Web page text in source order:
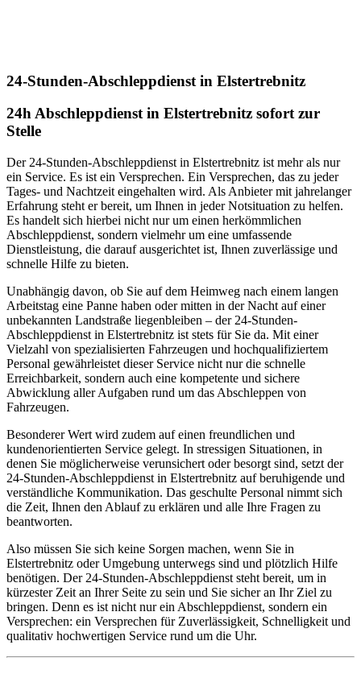
24-Stunden-Abschleppdienst in Elstertrebnitz
24h Abschleppdienst in Elstertrebnitz sofort zur
Stelle
Der 24-Stunden-Abschleppdienst in Elstertrebnitz ist mehr als nur
ein Service. Es ist ein Versprechen. Ein Versprechen, das zu jeder
Tages- und Nachtzeit eingehalten wird. Als Anbieter mit jahrelanger
Erfahrung steht er bereit, um Ihnen in jeder Notsituation zu helfen.
Es handelt sich hierbei nicht nur um einen herkömmlichen
Abschleppdienst, sondern vielmehr um eine umfassende
Dienstleistung, die darauf ausgerichtet ist, Ihnen zuverlässige und
schnelle Hilfe zu bieten.
Unabhängig davon, ob Sie auf dem Heimweg nach einem langen
Arbeitstag eine Panne haben oder mitten in der Nacht auf einer
unbekannten Landstraße liegenbleiben – der 24-Stunden-
Abschleppdienst in Elstertrebnitz ist stets für Sie da. Mit einer
Vielzahl von spezialisierten Fahrzeugen und hochqualifiziertem
Personal gewährleistet dieser Service nicht nur die schnelle
Erreichbarkeit, sondern auch eine kompetente und sichere
Abwicklung aller Aufgaben rund um das Abschleppen von
Fahrzeugen.
Besonderer Wert wird zudem auf einen freundlichen und
kundenorientierten Service gelegt. In stressigen Situationen, in
denen Sie möglicherweise verunsichert oder besorgt sind, setzt der
24-Stunden-Abschleppdienst in Elstertrebnitz auf beruhigende und
verständliche Kommunikation. Das geschulte Personal nimmt sich
die Zeit, Ihnen den Ablauf zu erklären und alle Ihre Fragen zu
beantworten.
Also müssen Sie sich keine Sorgen machen, wenn Sie in
Elstertrebnitz oder Umgebung unterwegs sind und plötzlich Hilfe
benötigen. Der 24-Stunden-Abschleppdienst steht bereit, um in
kürzester Zeit an Ihrer Seite zu sein und Sie sicher an Ihr Ziel zu
bringen. Denn es ist nicht nur ein Abschleppdienst, sondern ein
Versprechen: ein Versprechen für Zuverlässigkeit, Schnelligkeit und
qualitativ hochwertigen Service rund um die Uhr.